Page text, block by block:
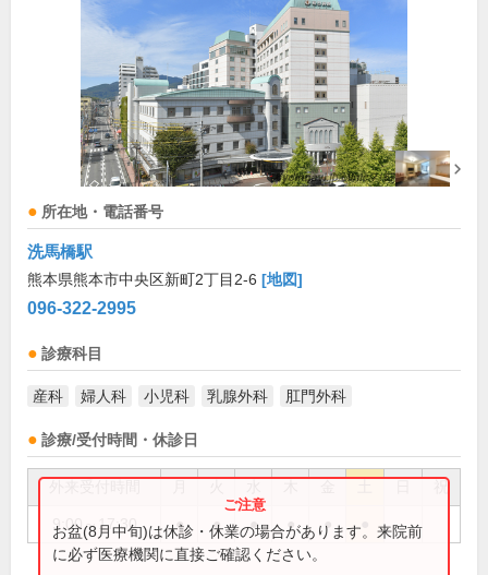
所在地・電話番号
洗馬橋駅
熊本県熊本市中央区新町2丁目2-6 [地図]
096-322-2995
診療科目
産科 婦人科 小児科 乳腺外科 肛門外科
診療/受付時間・休診日
祝
9:00～17:30 ● ● ● ● ●
お盆(8月中旬)は休診・休業の場合があります。来院前
に必ず医療機関に直接ご確認ください。